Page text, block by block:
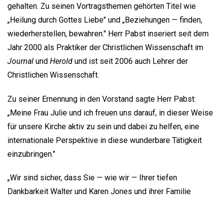
gehalten. Zu seinen Vortragsthemen gehörten Titel wie
„Heilung durch Gottes Liebe" und „Beziehungen — finden,
wiederherstellen, bewahren." Herr Pabst inseriert seit dem
Jahr 2000 als Praktiker der Christlichen Wissenschaft im
Journal und Herold und ist seit 2006 auch Lehrer der
Christlichen Wissenschaft.
Zu seiner Ernennung in den Vorstand sagte Herr Pabst:
„Meine Frau Julie und ich freuen uns darauf, in dieser Weise
für unsere Kirche aktiv zu sein und dabei zu helfen, eine
internationale Perspektive in diese wunderbare Tätigkeit
einzubringen."
„Wir sind sicher, dass Sie — wie wir — Ihrer tiefen
Dankbarkeit Walter und Karen Jones und ihrer Familie